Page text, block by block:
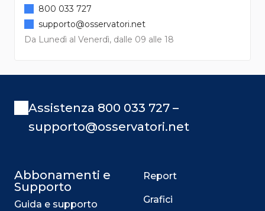
Da Lunedì al Venerdì, dalle 09 alle 18
800 033 727
supporto@osservatori.net
Assistenza 800 033 727 –
supporto@osservatori.net
Abbonamenti e
Supporto
Guida e supporto
Report
Grafici